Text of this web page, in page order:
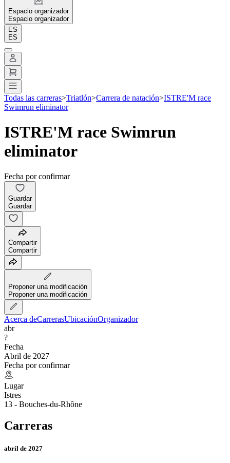
Espacio organizador
Espacio organizador
ES
ES
Todas las carreras>Triatlón>Carrera de natación>ISTRE'M race
Swimrun eliminator
ISTRE'M race Swimrun
eliminator
Fecha por confirmar
Guardar
Guardar
Compartir
Compartir
Proponer una modificación
Proponer una modificación
Acerca deCarrerasUbicaciónOrganizador
abr
?
Fecha
Abril de 2027
Fecha por confirmar
Lugar
Istres
13 - Bouches-du-Rhône
Carreras
abril de 2027